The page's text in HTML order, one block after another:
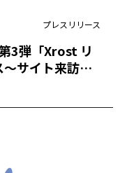
プレスリリース
3弾「Xrost リ
サイト来訪者